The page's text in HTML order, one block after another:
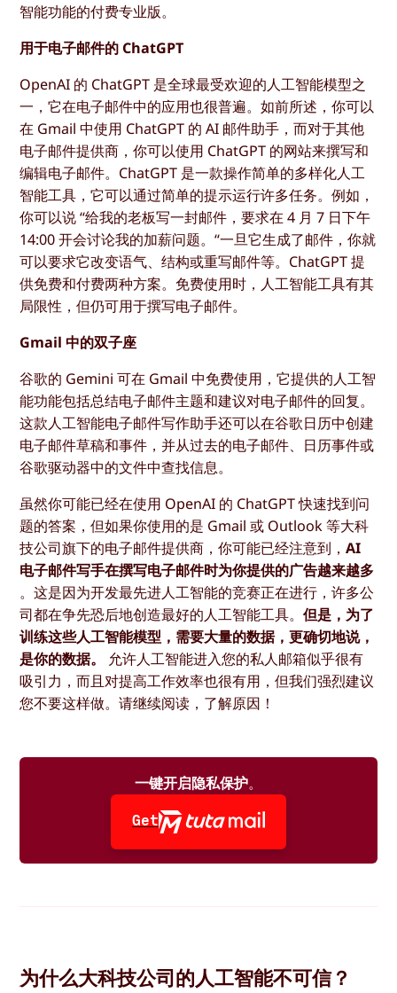
智能功能的付费专业版。
用于电子邮件的 ChatGPT
OpenAI 的 ChatGPT 是全球最受欢迎的人工智能模型之
一，它在电子邮件中的应用也很普遍。如前所述，你可以
在 Gmail 中使用 ChatGPT 的 AI 邮件助手，而对于其他
电子邮件提供商，你可以使用 ChatGPT 的网站来撰写和
编辑电子邮件。ChatGPT 是一款操作简单的多样化人工
智能工具，它可以通过简单的提示运行许多任务。例如，
你可以说 “给我的老板写一封邮件，要求在 4 月 7 日下午
14:00 开会讨论我的加薪问题。“一旦它生成了邮件，你就
可以要求它改变语气、结构或重写邮件等。ChatGPT 提
供免费和付费两种方案。免费使用时，人工智能工具有其
局限性，但仍可用于撰写电子邮件。
Gmail 中的双子座
谷歌的 Gemini 可在 Gmail 中免费使用，它提供的人工智
能功能包括总结电子邮件主题和建议对电子邮件的回复。
这款人工智能电子邮件写作助手还可以在谷歌日历中创建
电子邮件草稿和事件，并从过去的电子邮件、日历事件或
谷歌驱动器中的文件中查找信息。
虽然你可能已经在使用 OpenAI 的 ChatGPT 快速找到问
题的答案，但如果你使用的是 Gmail 或 Outlook 等大科
技公司旗下的电子邮件提供商，你可能已经注意到，AI
电子邮件写手在撰写电子邮件时为你提供的广告越来越多
。这是因为开发最先进人工智能的竞赛正在进行，许多公
司都在争先恐后地创造最好的人工智能工具。但是，为了
训练这些人工智能模型，需要大量的数据，更确切地说，
是你的数据。
允许人工智能进入您的私人邮箱似乎很有
吸引力，而且对提高工作效率也很有用，但我们强烈建议
您不要这样做。请继续阅读，了解原因！
一键开启隐私保护。
Get
为什么大科技公司的人工智能不可信？